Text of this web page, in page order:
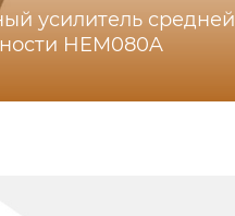
усилитель средней
HEM080A